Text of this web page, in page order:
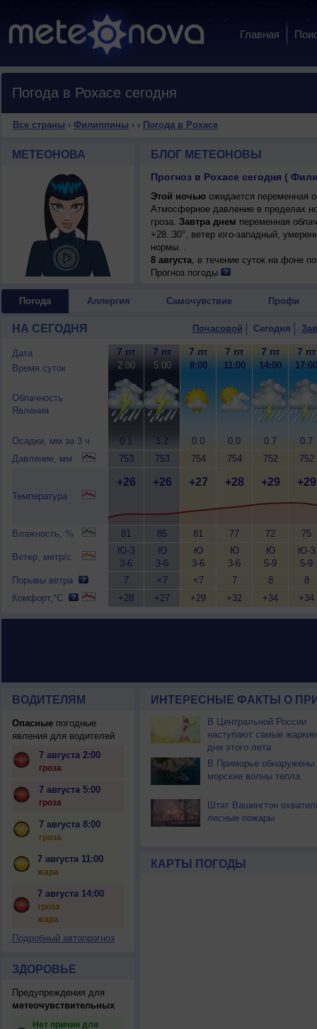
Главная
Погода в Рохасе сегодня
Все страны › Филиппины › › Погода в Рохасе
МЕТЕОНОВА БЛОГ МЕТЕОНОВЫ
Прогноз в Рохасе сегодня (
Этой ночьюожидается переменная
Атмосферное давление в пределах
гроза. Завтра днем переменная
+28..30°, ветер юго-западный,
нормы. .
8 августа, в течение суток на фоне
переменная облачность, небольшой
Прогноз погоды
Погода Аллергия Самочувствие Профи
НА СЕГОДНЯ Почасовой Сегодня
Дата
Время суток
Облачность
Явления
Осадки, мм за 3 ч
Давление, мм
Температура
Влажность, %
Ветер, метр/с
Порывы ветра
Комфорт,°C
7 пт
2:00
0.1
753
+26
81
Ю-З
3-6
7
+28
7 пт
5:00
1.2
753
+26
85
Ю
3-6
<7
+27
7 пт
8:00
0.0
754
+27
81
Ю
3-6
<7
+29
7 пт
11:00
0.0
754
+28
77
Ю
3-6
7
+32
7 пт
14:00
0.7
752
+29
72
Ю
5-9
8
+34
7 пт
17:00
0.7
752
+29
75
Ю-З
5-9
8
+34
ВОДИТЕЛЯМ
Опасныепогодные
явления для водителей
7 августа 2:00
гроза
7 августа 5:00
гроза
7 августа 8:00
гроза
7 августа 11:00
жара
7 августа 14:00
гроза
жара
Подробный автопрогноз
ЗДОРОВЬЕ
Предупреждения для
метеочувствительных
Нет причин для
ИНТЕРЕСНЫЕ ФАКТЫ О
В Центральной России
наступают самые жаркие
дни этого лета
В Приморье обнаружены
морские волны тепла
Штат Вашингтон
лесные пожары
КАРТЫ ПОГОДЫ